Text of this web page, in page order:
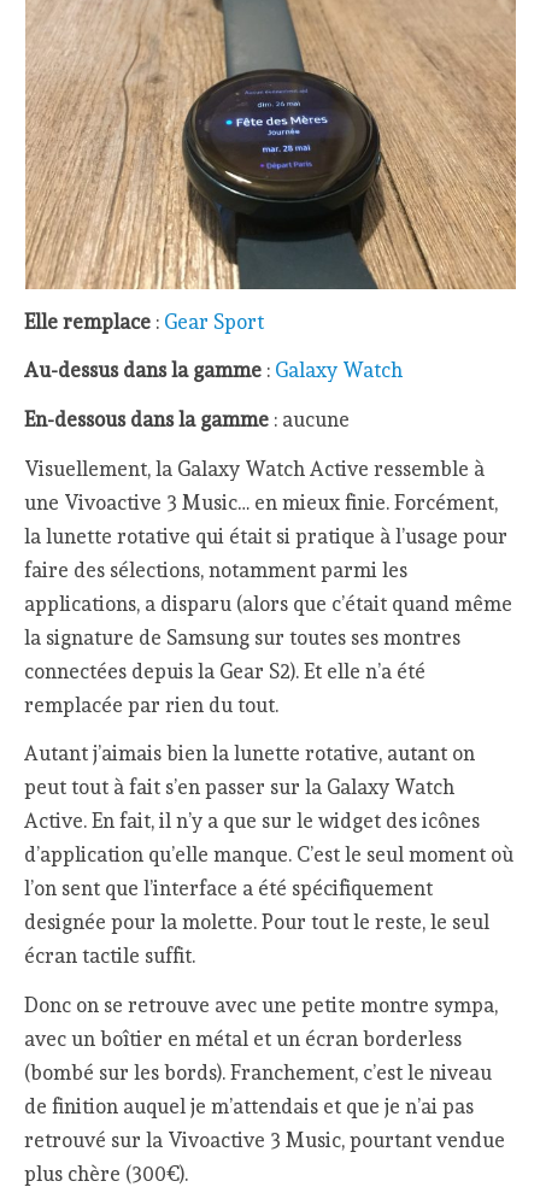
Elle remplace : Gear Sport
Au-dessus dans la gamme : Galaxy Watch
En-dessous dans la gamme : aucune
Visuellement, la Galaxy Watch Active ressemble à
une Vivoactive 3 Music… en mieux finie. Forcément,
la lunette rotative qui était si pratique à l’usage pour
faire des sélections, notamment parmi les
applications, a disparu (alors que c’était quand même
la signature de Samsung sur toutes ses montres
connectées depuis la Gear S2). Et elle n’a été
remplacée par rien du tout.
Autant j’aimais bien la lunette rotative, autant on
peut tout à fait s’en passer sur la Galaxy Watch
Active. En fait, il n’y a que sur le widget des icônes
d’application qu’elle manque. C’est le seul moment où
l’on sent que l’interface a été spécifiquement
designée pour la molette. Pour tout le reste, le seul
écran tactile suffit.
Donc on se retrouve avec une petite montre sympa,
avec un boîtier en métal et un écran borderless
(bombé sur les bords). Franchement, c’est le niveau
de finition auquel je m’attendais et que je n’ai pas
retrouvé sur la Vivoactive 3 Music, pourtant vendue
plus chère (300€).